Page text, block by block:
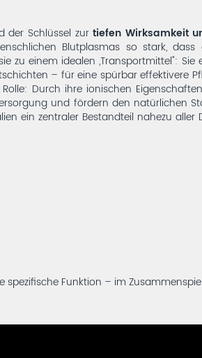
der Schlüssel zurtiefen Wirksamkeit
Blutplasmas so stark,
einem idealen „Transportmittel": Sie
– für eine spürbar effektivere
Durch ihre ionischen
und fördern den natürlichen
ein zentraler Bestandteil nahezu aller
Funktion – im